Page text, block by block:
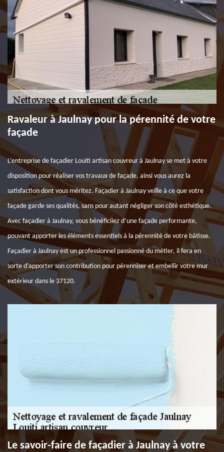
Ravaleur à Jaulnay pour la pérennité de votre
façade
L’entreprise de façadier Louiti artisan couvreur à Jaulnay se met à votre
disposition pour réaliser vos travaux de façade, ainsi vous aurez la
satisfaction dont vous méritez. Façadier à Jaulnay veille à ce que votre
façade garde ses qualités, sans pour autant négliger son côté esthétique.
Avec façadier à Jaulnay, vous bénéficiiez d’une façade performante,
pouvant apporter les éléments essentiels à la pérennité de votre bâtisse.
Façadier à Jaulnay est un professionnel passionné du métier, il fera en
sorte d’apporter son contribution pour pérenniser et embellir votre mur
extérieur dans le 37120.
Le savoir-faire de façadier à Jaulnay à votre